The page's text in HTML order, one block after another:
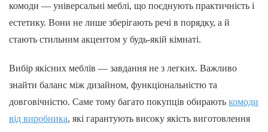
комоди — універсальні меблі, що поєднують практичність і
естетику. Вони не лише зберігають речі в порядку, а й
стають стильним акцентом у будь-якій кімнаті.
Вибір якісних меблів — завдання не з легких. Важливо
знайти баланс між дизайном, функціональністю та
довговічністю. Саме тому багато покупців обирають комоди
від виробника, які гарантують високу якість виготовлення